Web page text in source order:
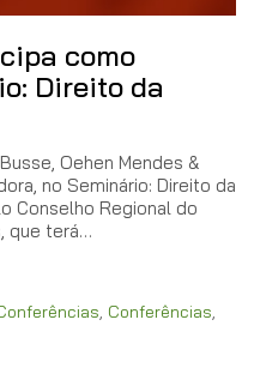
como
Direito da
Oehen Mendes &
no Seminário: Direito da
Conselho Regional do
que terá…
, Conferências,